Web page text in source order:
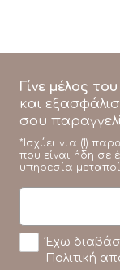
Γίνε μέλος
και
σου
*Ισχύει για (1)
που είναι ήδη σε
υπηρεσία
Έχω
Πολιτική